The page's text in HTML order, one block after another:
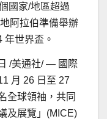
國家/地區超過
阿拉伯準備舉辦
年世界盃。
/美通社/ — 國際
月 26 日至 27
全球領袖，共同
及展覽」(MICE)